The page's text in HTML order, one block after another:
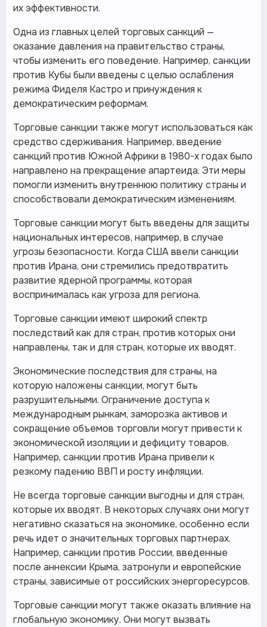
их эффективности.
Одна из главных целей торговых санкций —
оказание давления на правительство страны,
чтобы изменить его поведение. Например, санкции
против Кубы были введены с целью ослабления
режима Фиделя Кастро и принуждения к
демократическим реформам.
Торговые санкции также могут использоваться как
средство сдерживания. Например, введение
санкций против Южной Африки в 1980-х годах было
направлено на прекращение апартеида. Эти меры
помогли изменить внутреннюю политику страны и
способствовали демократическим изменениям.
Торговые санкции могут быть введены для защиты
национальных интересов, например, в случае
угрозы безопасности. Когда США ввели санкции
против Ирана, они стремились предотвратить
развитие ядерной программы, которая
воспринималась как угроза для региона.
Торговые санкции имеют широкий спектр
последствий как для стран, против которых они
направлены, так и для стран, которые их вводят.
Экономические последствия для страны, на
которую наложены санкции, могут быть
разрушительными. Ограничение доступа к
международным рынкам, заморозка активов и
сокращение объемов торговли могут привести к
экономической изоляции и дефициту товаров.
Например, санкции против Ирана привели к
резкому падению ВВП и росту инфляции.
Не всегда торговые санкции выгодны и для стран,
которые их вводят. В некоторых случаях они могут
негативно сказаться на экономике, особенно если
речь идет о значительных торговых партнерах.
Например, санкции против России, введенные
после аннексии Крыма, затронули и европейские
страны, зависимые от российских энергоресурсов.
Торговые санкции могут также оказать влияние на
глобальную экономику. Они могут вызвать